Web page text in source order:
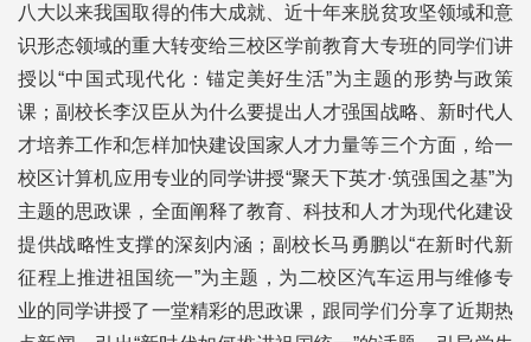
八大以来我国取得的伟大成就、近十年来脱贫攻坚领域和意
识形态领域的重大转变给三校区学前教育大专班的同学们讲
授以“中国式现代化：锚定美好生活”为主题的形势与政策
课；副校长李汉臣从为什么要提出人才强国战略、新时代人
才培养工作和怎样加快建设国家人才力量等三个方面，给一
校区计算机应用专业的同学讲授“聚天下英才·筑强国之基”为
主题的思政课，全面阐释了教育、科技和人才为现代化建设
提供战略性支撑的深刻内涵；副校长马勇鹏以“在新时代新
征程上推进祖国统一”为主题，为二校区汽车运用与维修专
业的同学讲授了一堂精彩的思政课，跟同学们分享了近期热